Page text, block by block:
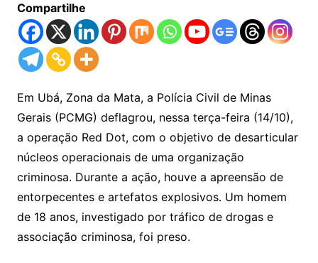
Compartilhe
Em Ubá, Zona da Mata, a Polícia Civil de Minas
Gerais (PCMG) deflagrou, nessa terça-feira (14/10),
a operação Red Dot, com o objetivo de desarticular
núcleos operacionais de uma organização
criminosa. Durante a ação, houve a apreensão de
entorpecentes e artefatos explosivos. Um homem
de 18 anos, investigado por tráfico de drogas e
associação criminosa, foi preso.